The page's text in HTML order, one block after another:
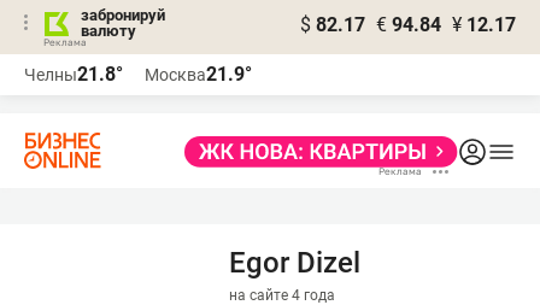
забронируй
валюту
$ 82.17 € 94.84 ¥ 12.17
Челны21.8° Москва21.9°
Egor Dizel
на сайте 4 года